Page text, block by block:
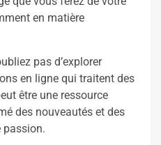
en matière
pas d’explorer
en ligne qui traitent des
être une ressource
des nouveautés et des
passion.